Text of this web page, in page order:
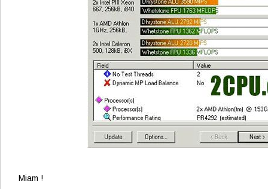
Miam !